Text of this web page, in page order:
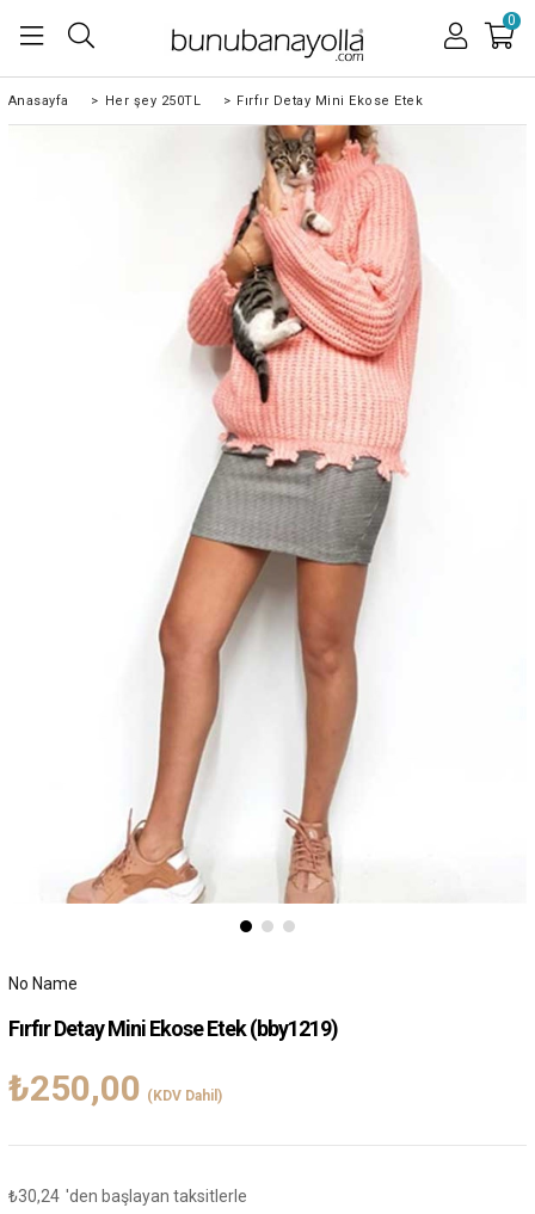
0
Anasayfa > Her şey 250TL > Fırfır Detay Mini Ekose Etek
No Name
Fırfır Detay Mini Ekose Etek(bby1219)
₺250,00 (KDV Dahil)
₺30,24 'den başlayan taksitlerle